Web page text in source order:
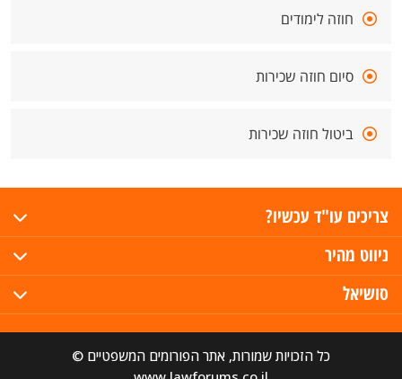
חוזה לימודים
סיום חוזה שכירות
ביטול חוזה שכירות
צריכים עו"ד עכשיו?
ניווט מהיר
סושיאל
כל הזכויות שמורות, אתר הפורומים המשפטיים ©